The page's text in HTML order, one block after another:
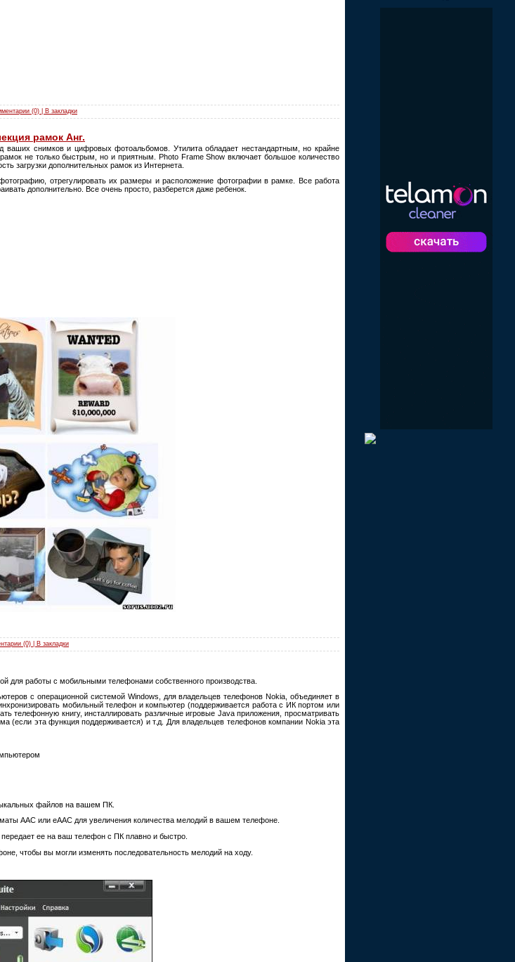
(0) | В закладки
рамок Анг.
снимков и цифровых фотоальбомов. Утилита обладает нестандартным, но крайне
не только быстрым, но и приятным. Photo Frame Show включает большое количество
загрузки дополнительных рамок из Интернета.
отрегулировать их размеры и расположение фотографии в рамке. Все работа
дополнительно. Все очень просто, разберется даже ребенок.
(0) | В закладки
для работы с мобильными телефонами собственного производства.
с операционной системой Windows, для владельцев телефонов Nokia, объединяет в
мобильный телефон и компьютер (поддерживается работа с ИК портом или
телефонную книгу, инсталлировать различные игровые Java приложения, просматривать
(если эта функция поддерживается) и т.д. Для владельцев телефонов компании Nokia эта
файлов на вашем ПК.
AAC или eAAC для увеличения количества мелодий в вашем телефоне.
ее на ваш телефон с ПК плавно и быстро.
чтобы вы могли изменять последовательность мелодий на ходу.